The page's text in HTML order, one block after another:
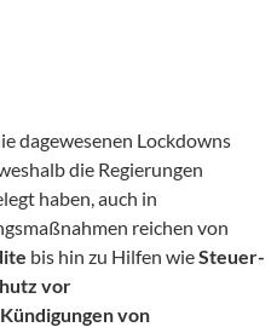
dagewesenen Lockdowns
die Regierungen
haben, auch in
reichen von
bis hin zu Hilfen wieSteuer-
vor
von